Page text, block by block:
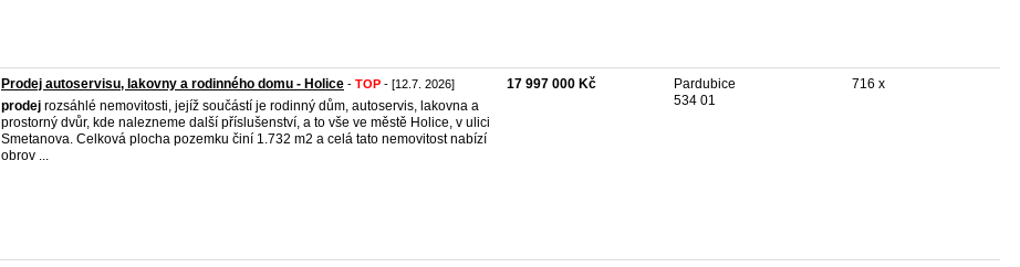
Prodej autoservisu, lakovny a rodinného domu - Holice - TOP - [12.7. 2026]
prodej rozsáhlé nemovitosti, jejíž součástí je rodinný dům, autoservis, lakovna a
prostorný dvůr, kde nalezneme další příslušenství, a to vše ve městě Holice, v ulici
Smetanova. Celková plocha pozemku činí 1.732 m2 a celá tato nemovitost nabízí
obrov ...
17 997 000 Kč
Pardubice
534 01
716 x